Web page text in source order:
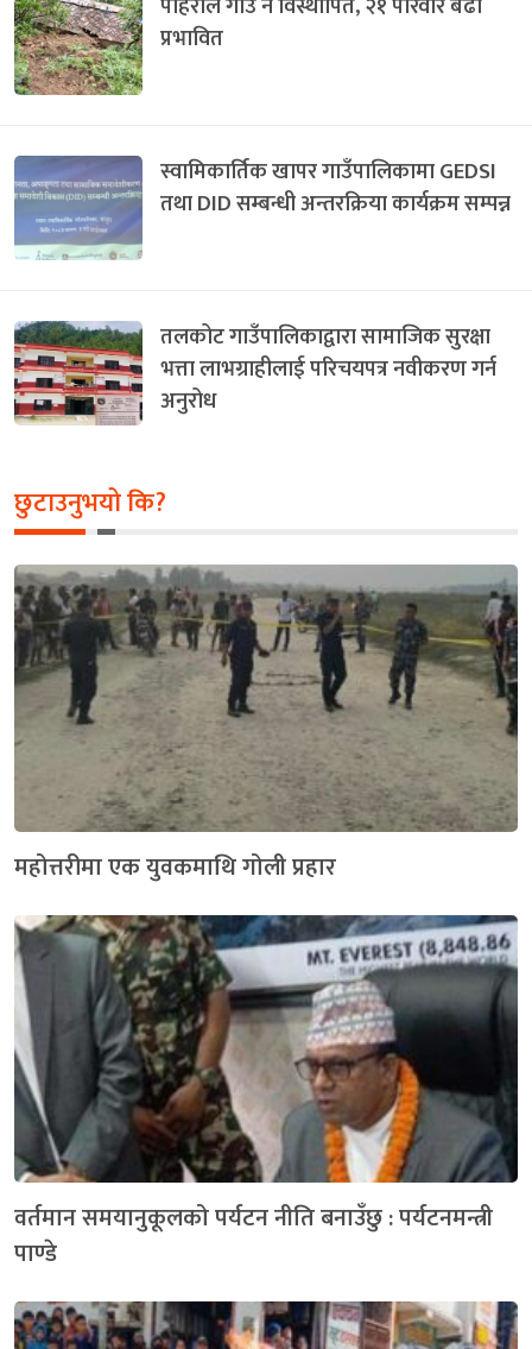
प्रभावित
स्वामिकार्तिक खापर गाउँपालिकामा GEDSI
तथा DID सम्बन्धी अन्तरक्रिया कार्यक्रम सम्पन्न
तलकोट गाउँपालिकाद्वारा सामाजिक सुरक्षा
भत्ता लाभग्राहीलाई परिचयपत्र नवीकरण गर्न
अनुरोध
छुटाउनुभयो कि?
महोत्तरीमा एक युवकमाथि गोली प्रहार
वर्तमान समयानुकूलको पर्यटन नीति बनाउँछु : पर्यटनमन्त्री
पाण्डे